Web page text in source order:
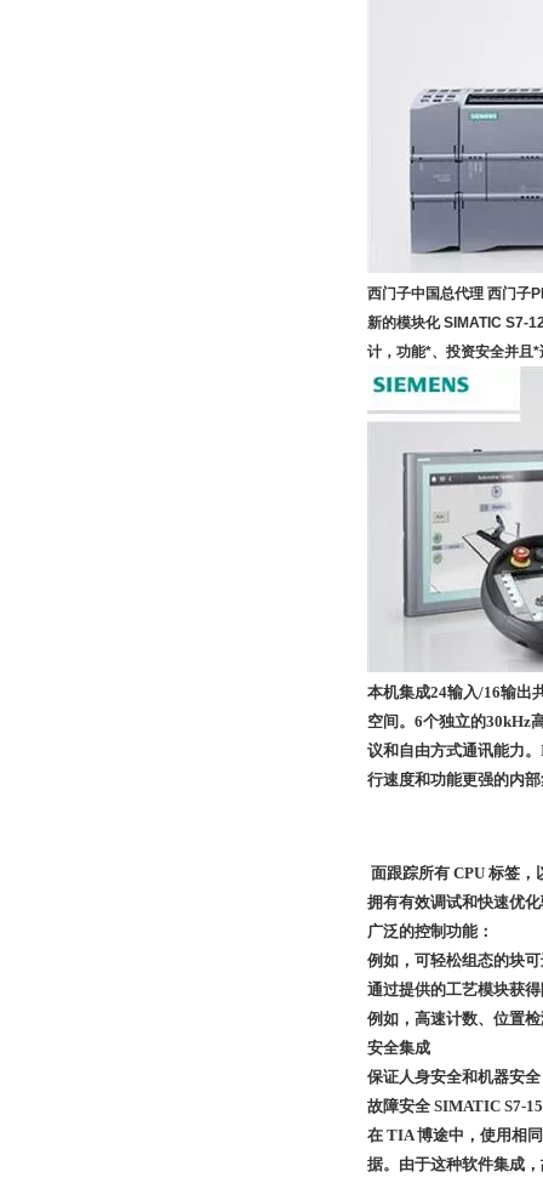
西门子中国总代理 西门子
新的模块化 SIMATIC S7-
计，功能*、投资安全并且*
本机集成24输入/16输出
空间。6个独立的30kHz
议和自由方式通讯能力
行速度和功能更强的内
面跟踪所有 CPU 标签
拥有有效调试和快速优
广泛的控制功能：
例如，可轻松组态的块
通过提供的工艺模块获
例如，高速计数、位置
安全集成
保证人身安全和机器安
故障安全 SIMATIC S7-
在 TIA 博途中，使用相
据。由于这种软件集成